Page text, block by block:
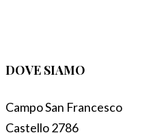
DOVE SIAMO
Campo San Francesco
Castello 2786